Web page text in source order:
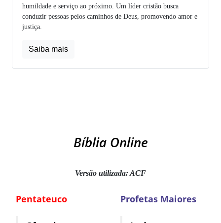
humildade e serviço ao próximo. Um líder cristão busca
conduzir pessoas pelos caminhos de Deus, promovendo amor e
justiça.
Saiba mais
Bíblia Online
Versão utilizada: ACF
Pentateuco Profetas Maiores